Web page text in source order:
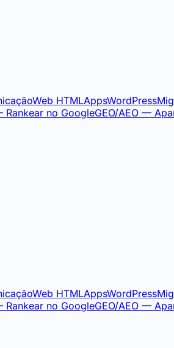
Web HTMLAppsWordPress
Rankear no GoogleGEO/AEO —
Web HTMLAppsWordPress
Rankear no GoogleGEO/AEO —